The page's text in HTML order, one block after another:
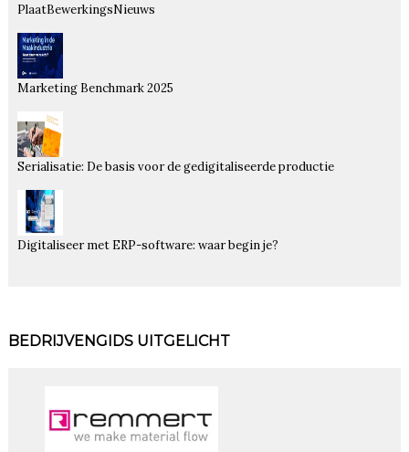
PlaatBewerkingsNieuws
Marketing Benchmark 2025
Serialisatie: De basis voor de gedigitaliseerde productie
Digitaliseer met ERP-software: waar begin je?
BEDRIJVENGIDS UITGELICHT